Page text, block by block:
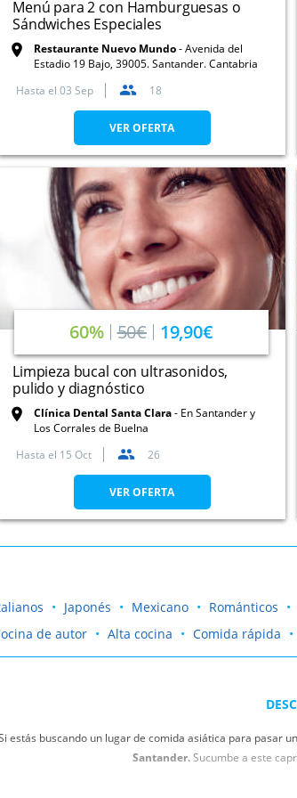
Menú para 2 con Hamburguesas o
Sándwiches Especiales
Restaurante Nuevo Mundo Avenida del
Estadio 19 Bajo, 39005. Santander. Cantabria
Hasta el 03 Sep 18
VER OFERTA
60% 50€ 19,90€
Limpieza bucal con ultrasonidos,
pulido y diagnóstico
Clínica Dental Santa Clara
En Santander y
Los Corrales de Buelna
Hasta el 15 Oct 26
VER OFERTA
Japonés Mexicano Románticos
de autor
Alta cocina Comida rápida
estás buscando un lugar de comida asiática para pasar
Santander.Sucumbe a este